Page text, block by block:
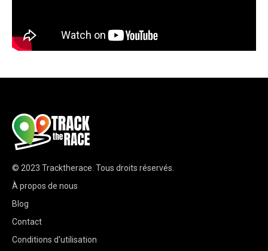
© 2023 Tracktherace Tous droits réservés.
À propos de nous
Blog
Contact
Conditions d'utilisation